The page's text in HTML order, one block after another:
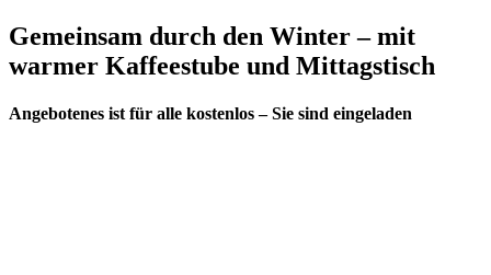
Gemeinsam durch den Winter – mit
warmer Kaffeestube und Mittagstisch
Angebotenes ist für alle kostenlos – Sie sind eingeladen